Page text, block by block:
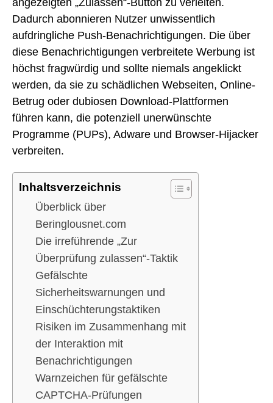
Dadurch abonnieren Nutzer unwissentlich
aufdringliche Push-Benachrichtigungen. Die über
diese Benachrichtigungen verbreitete Werbung ist
höchst fragwürdig und sollte niemals angeklickt
werden, da sie zu schädlichen Webseiten, Online-
Betrug oder dubiosen Download-Plattformen
führen kann, die potenziell unerwünschte
Programme (PUPs), Adware und Browser-Hijacker
verbreiten.
Inhaltsverzeichnis
Überblick über
Beringlousnet.com
Die irreführende „Zur
Überprüfung zulassen“-Taktik
Gefälschte
Sicherheitswarnungen und
Einschüchterungstaktiken
Risiken im Zusammenhang mit
der Interaktion mit
Benachrichtigungen
Warnzeichen für gefälschte
CAPTCHA-Prüfungen